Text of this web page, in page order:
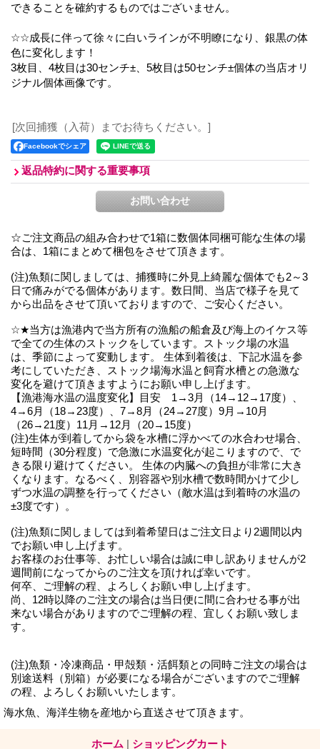
できることを確約するものではございません。
☆☆成長に伴って徐々に白いラインが不明瞭になり、銀黒の体
色に変化します！
3枚目、4枚目は30センチ±、5枚目は50センチ±個体の当店オリ
ジナル個体画像です。
[次回捕獲（入荷）までお待ちください。]
Facebookでシェア
返品特約に関する重要事項
☆ご注文商品の組み合わせで1箱に数個体同梱可能な生体の場
合は、1箱にまとめて梱包をさせて頂きます。
(注)魚類に関しましては、捕獲時に外見上綺麗な個体でも2～3
日で痛みがでる個体があります。数日間、当店で様子を見て
から出品をさせて頂いておりますので、ご安心ください。
☆★当方は漁港内で当方所有の漁船の船倉及び海上のイケス等
で全ての生体のストックをしています。ストック場の水温
は、季節によって変動します。 生体到着後は、下記水温を参
考にしていただき、ストック場海水温と飼育水槽との急激な
変化を避けて頂きますようにお願い申し上げます。
【漁港海水温の温度変化】目安 1→3月（14→12→17度）、
4→6月（18→23度）、7→8月（24→27度）9月→10月
（26→21度）11月→12月（20→15度）
(注)生体が到着してから袋を水槽に浮かべての水合わせ場合、
短時間（30分程度）で急激に水温変化が起こりますので、で
きる限り避けてください。 生体の内臓への負担が非常に大き
くなります。なるべく、別容器や別水槽で数時間かけて少し
ずつ水温の調整を行ってください（敵水温は到着時の水温の
±3度です）。
(注)魚類に関しましては到着希望日はご注文日より2週間以内
でお願い申し上げます。
お客様のお仕事等、お忙しい場合は誠に申し訳ありませんが2
週間前になってからのご注文を頂ければ幸いです。
何卒、ご理解の程、よろしくお願い申し上げます。
尚、12時以降のご注文の場合は当日便に間に合わせる事が出
来ない場合がありますのでご理解の程、宜しくお願い致しま
す。
(注)魚類・冷凍商品・甲殻類・活餌類との同時ご注文の場合は
別途送料（別箱）が必要になる場合がございますのでご理解
の程、よろしくお願いいたします。
海水魚、海洋生物を産地から直送させて頂きます。
ホーム | ショッピングカート